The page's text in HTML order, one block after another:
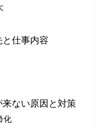
仕事内容
ない原因と対策
化